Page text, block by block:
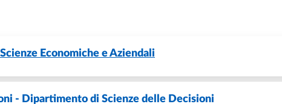
Economiche e Aziendali
- Dipartimento di Scienze delle Decisioni